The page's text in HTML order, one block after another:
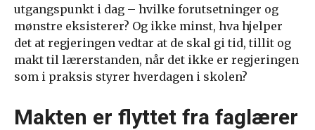
utgangspunkt i dag – hvilke forutsetninger og
mønstre eksisterer? Og ikke minst, hva hjelper
det at regjeringen vedtar at de skal gi tid, tillit og
makt til lærerstanden, når det ikke er regjeringen
som i praksis styrer hverdagen i skolen?
Makten er flyttet fra faglærer